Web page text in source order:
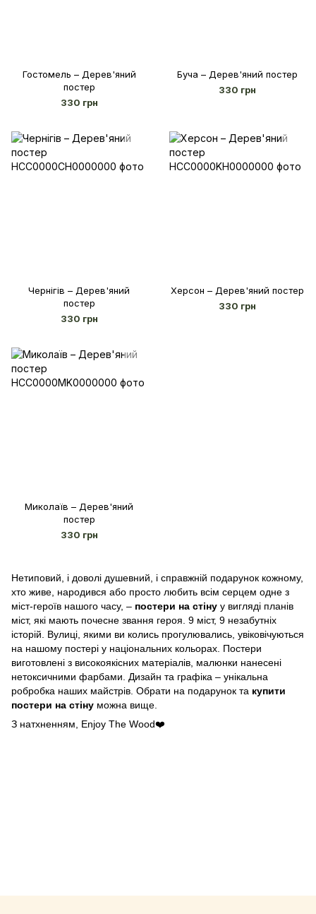
Гостомель – Дерев'яний
постер
330 грн
Буча – Дерев'яний постер
330 грн
Чернігів – Дерев'яний
постер
330 грн
Херсон – Дерев'яний постер
330 грн
Миколаїв – Дерев'яний
постер
330 грн
Нетиповий, і доволі душевний, і справжній подарунок кожному,
хто живе, народився або просто любить всім серцем одне з
міст-героїв нашого часу, – постери на стіну у вигляді планів
міст, які мають почесне звання героя. 9 міст, 9 незабутніх
історій. Вулиці, якими ви колись прогулювались, увіковічуються
на нашому постері у національних кольорах. Постери
виготовлені з високоякісних матеріалів, малюнки нанесені
нетоксичними фарбами. Дизайн та графіка – унікальна
робробка наших майстрів. Обрати на подарунок та купити
постери на стіну можна вище.
З натхненням, Enjoy The Wood❤️